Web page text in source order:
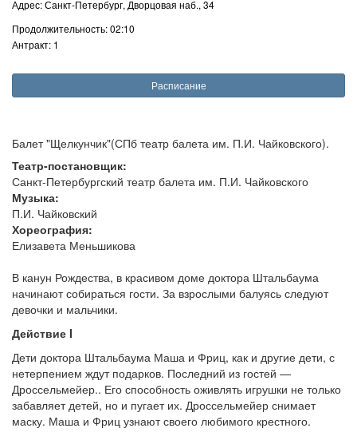
Адрес: Санкт-Петербург, Дворцовая наб., 34
Продолжительность: 02:10
Антракт: 1
Расписание
Балет "Щелкунчик"(СПб театр балета им. П.И. Чайковского).
Театр-постановщик:
Санкт-Петербургский театр балета им. П.И. Чайковского
Музыка:
П.И. Чайковский
Хореография:
Елизавета Меньшикова
В канун Рождества, в красивом доме доктора Штальбаума
начинают собираться гости. За взрослыми балуясь следуют
девочки и мальчики.
Действие I
Дети доктора Штальбаума Маша и Фриц, как и другие дети, с
нетерпением ждут подарков. Последний из гостей —
Дроссельмейер.. Его способность оживлять игрушки не только
забавляет детей, но и пугает их. Дроссельмейер снимает
маску. Маша и Фриц узнают своего любимого крестного.